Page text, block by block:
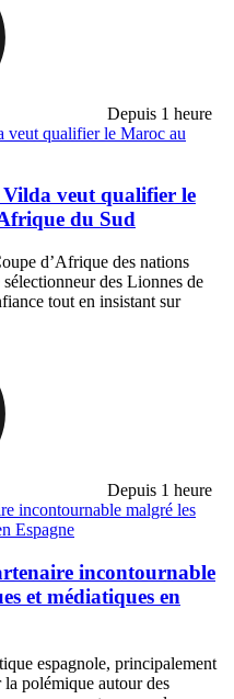
Depuis 1 heure
veut qualifier le
du Sud
d’Afrique des nations
des Lionnes de
tout en insistant sur
Depuis 1 heure
incontournable
et médiatiques en
espagnole, principalement
la polémique autour des